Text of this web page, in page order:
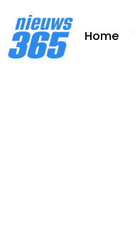
Home